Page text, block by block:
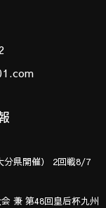
分県開催） 2回戦8/7
兼 第48回皇后杯九州